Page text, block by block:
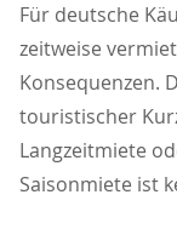
Für deutsche
zeitweise
Konsequenzen.
touristischer
Langzeitmiete
Saisonmiete ist